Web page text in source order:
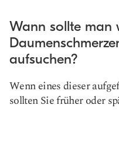
Wann sollte man
aufsuchen?
Wenn eines dieser
sollten Sie früher oder